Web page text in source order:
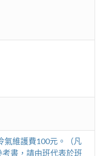
氣維護費100元。（凡
書，請由班代表於班